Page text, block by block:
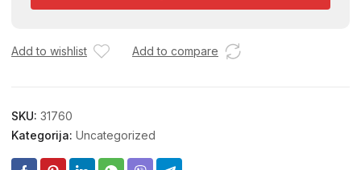
količina
Add to wishlist Add to compare
SKU: 31760
Kategorija: Uncategorized